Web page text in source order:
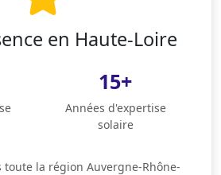
en Haute-Loire
15+
Années d'expertise
solaire
la région Auvergne-Rhône-